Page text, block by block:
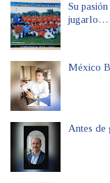
Su
jugarlo…
México
Antes de